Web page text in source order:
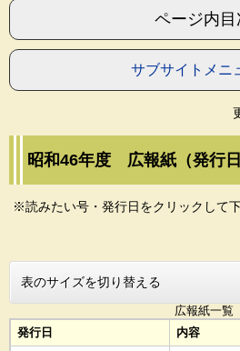
ページ内目
サブサイトメニ
昭和46年度 広報紙（発行日
※読みたい号・発行日をクリックして
表のサイズを切り替える
広報紙一覧
発行日
内容